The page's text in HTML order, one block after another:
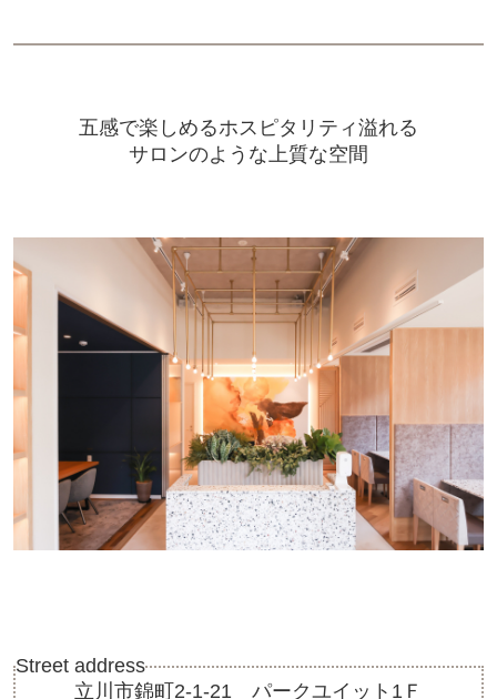
五感で楽しめるホスピタリティ溢れる
サロンのような上質な空間
Street address
立川市錦町2-1-21 パークユイット1Ｆ